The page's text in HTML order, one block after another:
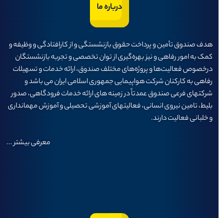
درباره ما
هدف صندوق تأمين و پرداخت حقوق بازنشستگی و از كارافتادگی و وظيفه و
كمک به امور رفاهی و نيز بهره‌گيری از توان تخصصی و تجربه بازنشستگان
درخصوص فعاليت‌ها و پروژه‌های مختلف صندوق، ارائه خدمات و تسهيلات
رفاهی به كاركنان شركت هواپيمايی جمهوری اسلامی ايران می باشد و
شرکتهای فرعی صندوق عمدتاً در زمینه های ارائه خدمات فرودگاهی، صدور
بلیط، تامین نیروی انسانی، فعالیتهای آموزشی تحصیلی و آموزش مهمانداری
و خلبانی فعالیت دارند.
معرفی بیشتر...